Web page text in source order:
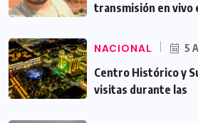
transmisión en vivo
NACIONAL 5
Centro Histórico y
visitas durante las